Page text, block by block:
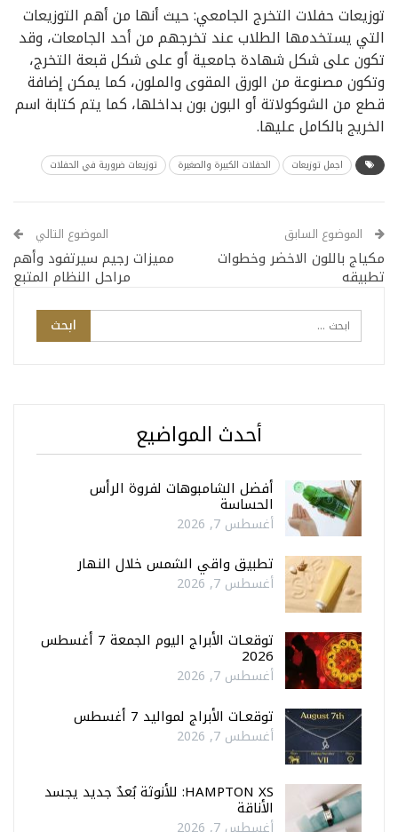
توزيعات حفلات التخرج الجامعي: حيث أنها من أهم التوزيعات
التي يستخدمها الطلاب عند تخرجهم من أحد الجامعات، وقد
تكون على شكل شهادة جامعية أو على شكل قبعة التخرج،
وتكون مصنوعة من الورق المقوى والملون، كما يمكن إضافة
قطع من الشوكولاتة أو البون بون بداخلها، كما يتم كتابة اسم
الخريج بالكامل عليها.
اجمل توزيعات الحفلات الكبيرة والصغيرة توزيعات ضرورية في الحفلات
الموضوع السابق
مكياج باللون الاخضر وخطوات
تطبيقه
الموضوع التالي
مميزات رجيم سيرتفود وأهم
مراحل النظام المتبع
أحدث المواضيع
أفضل الشامبوهات لفروة الرأس
الحساسة
أغسطس 7, 2026
تطبيق واقي الشمس خلال النهار
أغسطس 7, 2026
توقعـات الأبراج اليوم الجمعة 7 أغسطس
2026
أغسطس 7, 2026
توقعـات الأبراج لمواليد 7 أغسطس
أغسطس 7, 2026
HAMPTON XS: للأنوثة بُعدٌ جديد يجسد
الأناقة